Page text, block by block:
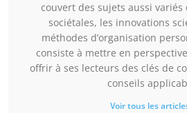
couvert des sujets aussi
sociétales, les innovations
méthodes d’organisation
consiste à mettre en
offrir à ses lecteurs des clés de
conseils
Voir tous les